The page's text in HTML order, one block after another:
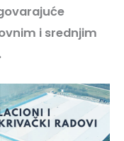
i srednjim